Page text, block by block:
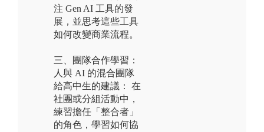
注 Gen AI 工具的發
展，並思考這些工具
如何改變商業流程。
三、團隊合作學習：
人與 AI 的混合團隊
給高中生的建議： 在
社團或分組活動中，
練習擔任「整合者」
的角色，學習如何協